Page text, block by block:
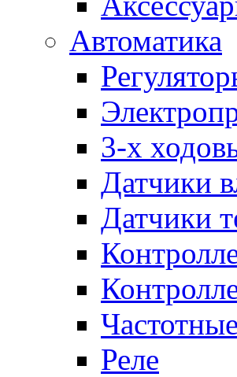
Автоматика
3-х
Датчики
Датчики
Реле